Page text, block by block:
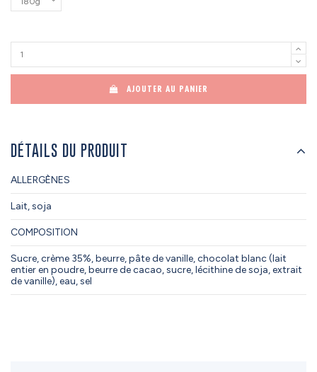
AJOUTER AU PANIER
DÉTAILS DU PRODUIT
ALLERGÈNES
Lait, soja
COMPOSITION
Sucre, crème 35%, beurre, pâte de vanille, chocolat blanc (lait
entier en poudre, beurre de cacao, sucre, lécithine de soja, extrait
de vanille), eau, sel